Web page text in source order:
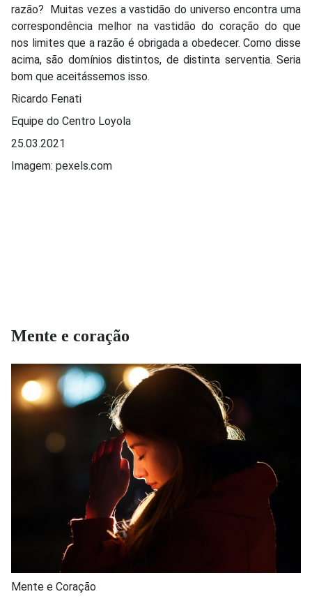
razão? Muitas vezes a vastidão do universo encontra uma
correspondência melhor na vastidão do coração do que
nos limites que a razão é obrigada a obedecer. Como disse
acima, são domínios distintos, de distinta serventia. Seria
bom que aceitássemos isso.
Ricardo Fenati
Equipe do Centro Loyola
25.03.2021
Imagem: pexels.com
Mente e coração
Mente e Coração